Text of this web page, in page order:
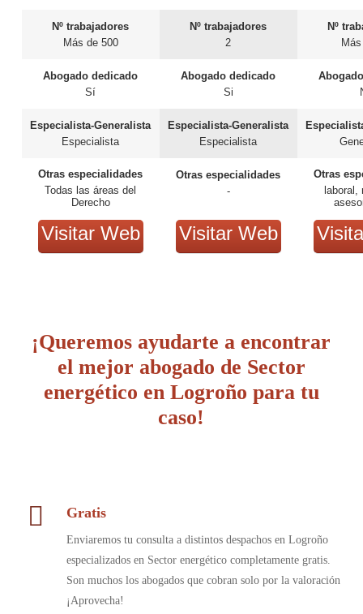
Nº trabajadores
Más de 500
Abogado dedicado
Sí
Especialista-Generalista
Especialista
Otras especialidades
Todas las áreas del
Derecho
Visitar Web
Nº trabajadores
2
Abogado dedicado
Si
Especialista-Generalista
Especialista
Otras especialidades
-
Visitar Web
Nº
Otras
laboral,
¡Queremos ayudarte a encontrar
el mejor abogado de Sector
energético en Logroño para tu
caso!
Gratis
Enviaremos tu consulta a distintos despachos en Logroño
especializados en Sector energético completamente gratis.
Son muchos los abogados que cobran solo por la valoración
¡Aprovecha!